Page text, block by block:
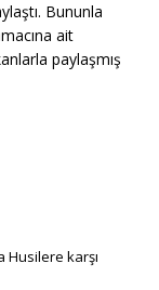
Bununla
ait
paylaşmış
Husilere karşı